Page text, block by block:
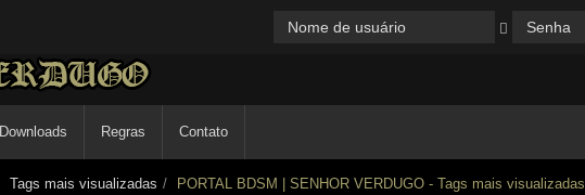
Downloads Regras Contato
Tags mais visualizadas PORTAL BDSM | SENHOR VERDUGO - Tags mais visualizadas